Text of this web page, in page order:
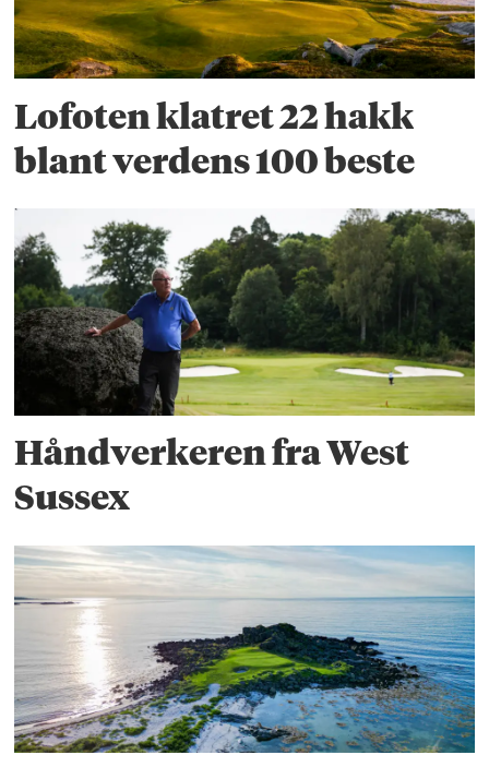
Lofoten klatret 22 hakk
blant verdens 100 beste
Håndverkeren fra West
Sussex